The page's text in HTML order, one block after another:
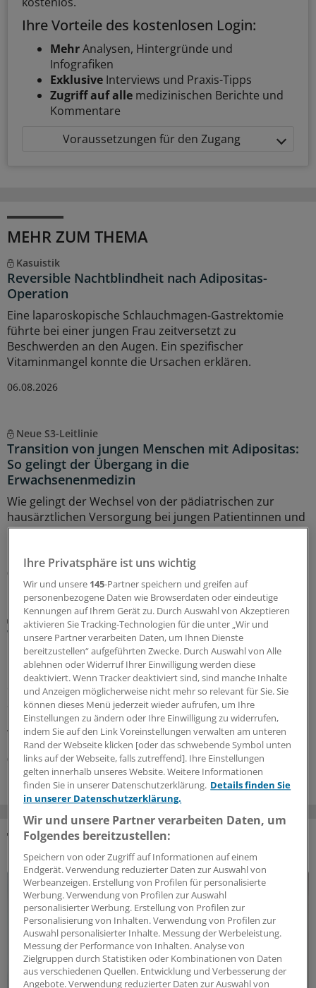
Ihre Vorteile des kostenlosen Login:
MehrAnalysen, Hintergründe und
Infografiken
Exklusive Interviews und Praxis-Tipps
Zugriff auf alle medizinischen Berichte und
Kommentare
Voraussetzungen für den Zugang
MEHR ZUM THEMA
Kasuistik
Reversible Nachtblindheit nach Adipositas-
Operation
Eine laparoskopische Schlauchmagen-Gastrektomie
führte bei einer jungen Frau zeitversetzt zu
Beschwerden an den Augen. Ein spezifischer
Vitaminmangel konnte die Ursachen erklären.
06.08.2026
Neue S3-Leitlinie
Transition von jungen Menschen mit Adipositas:
So gelingt der Übergang in die
Erwachsenenmedizin
Wie gelingt der Wechsel von der pädiatrischen zur
hausärztlichen Versorgung bei jungen Patientinnen und
Patienten mit Adipositas? Ein Blick in die neue S3-
06.08.2026
Gemeinsamer Bundesausschuss
Warum Selbstverwaltung und Politik vor einer
Bewährungsprobe stehen
Das Verhältnis von Selbstverwaltung und Politik ist nicht
ohne Spannungen. Ändern die Wechsel des
Spitzenpersonals im Gemeinsamen Bundesausschuss
und im Bundesgesundheitsministerium etwas daran?
Wünschenswert wäre es.
05.08.2026
DAS KÖNNTE SIE AUCH INTERESSIEREN
Ihre Privatsphäre ist uns wichtig
Wir und unsere 145-Partner speichern und greifen auf
personenbezogene Daten wie Browserdaten oder eindeutige
Kennungen auf Ihrem Gerät zu. Durch Auswahl von Akzeptieren
aktivieren Sie Tracking-Technologien für die unter „Wir und
unsere Partner verarbeiten Daten, um Ihnen Dienste
bereitzustellen“ aufgeführten Zwecke. Durch Auswahl von Alle
ablehnen oder Widerruf Ihrer Einwilligung werden diese
deaktiviert. Wenn Tracker deaktiviert sind, sind manche Inhalte
und Anzeigen möglicherweise nicht mehr so relevant für Sie. Sie
können dieses Menü jederzeit wieder aufrufen, um Ihre
Einstellungen zu ändern oder Ihre Einwilligung zu widerrufen,
indem Sie auf den Link Voreinstellungen verwalten am unteren
Rand der Webseite klicken [oder das schwebende Symbol unten
links auf der Webseite, falls zutreffend]. Ihre Einstellungen
gelten innerhalb unseres Website. Weitere Informationen
finden Sie in unserer Datenschutzerklärung. Details finden Sie
in unserer Datenschutzerklärung.
Wir und unsere Partner verarbeiten Daten, um
Folgendes bereitzustellen:
Speichern von oder Zugriff auf Informationen auf einem
Endgerät. Verwendung reduzierter Daten zur Auswahl von
Werbeanzeigen. Erstellung von Profilen für personalisierte
Werbung. Verwendung von Profilen zur Auswahl
personalisierter Werbung. Erstellung von Profilen zur
Personalisierung von Inhalten. Verwendung von Profilen zur
Auswahl personalisierter Inhalte. Messung der Werbeleistung.
Messung der Performance von Inhalten. Analyse von
Zielgruppen durch Statistiken oder Kombinationen von Daten
aus verschiedenen Quellen. Entwicklung und Verbesserung der
Angebote. Verwendung reduzierter Daten zur Auswahl von